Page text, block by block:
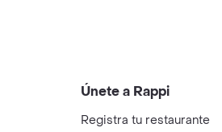
Únete a Rappi
Registra tu restaurante